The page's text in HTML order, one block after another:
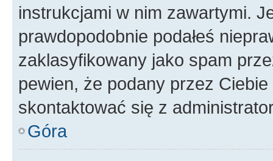
instrukcjami w nim zawartymi.
prawdopodobnie podałeś
zaklasyfikowany jako spam
pewien, że podany przez
skontaktować się z
Góra